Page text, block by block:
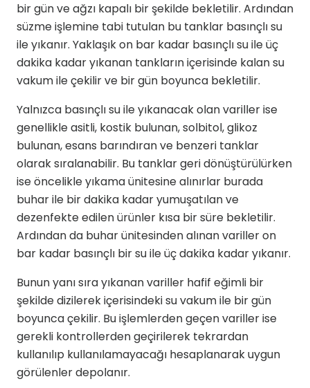
bir gün ve ağzı kapalı bir şekilde bekletilir. Ardından
süzme işlemine tabi tutulan bu tanklar basınçlı su
ile yıkanır. Yaklaşık on bar kadar basınçlı su ile üç
dakika kadar yıkanan tankların içerisinde kalan su
vakum ile çekilir ve bir gün boyunca bekletilir.
Yalnızca basınçlı su ile yıkanacak olan variller ise
genellikle asitli, kostik bulunan, solbitol, glikoz
bulunan, esans barındıran ve benzeri tanklar
olarak sıralanabilir. Bu tanklar geri dönüştürülürken
ise öncelikle yıkama ünitesine alınırlar burada
buhar ile bir dakika kadar yumuşatılan ve
dezenfekte edilen ürünler kısa bir süre bekletilir.
Ardından da buhar ünitesinden alınan variller on
bar kadar basınçlı bir su ile üç dakika kadar yıkanır.
Bunun yanı sıra yıkanan variller hafif eğimli bir
şekilde dizilerek içerisindeki su vakum ile bir gün
boyunca çekilir. Bu işlemlerden geçen variller ise
gerekli kontrollerden geçirilerek tekrardan
kullanılıp kullanılamayacağı hesaplanarak uygun
görülenler depolanır.